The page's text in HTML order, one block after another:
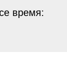
время: